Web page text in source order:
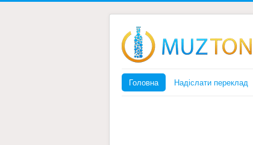
Головна Надіслати переклад